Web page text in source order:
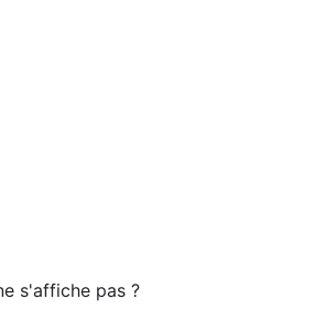
s'affiche pas ?